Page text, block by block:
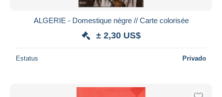
ALGERIE - Domestique nègre // Carte colorisée
± 2,30 US$
Estatus Privado